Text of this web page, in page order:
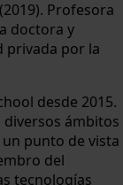
Profesora
doctora y
privada por la
desde 2015.
diversos ámbitos
punto de vista
del
tecnologías